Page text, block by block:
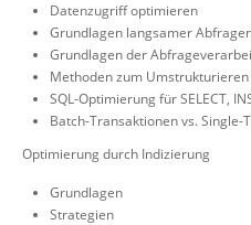
Datenzugriff optimieren
Grundlagen langsamer
Grundlagen der
Methoden zum
SQL-Optimierung für SELECT,
Batch-Transaktionen vs. Single-
Optimierung durch Indizierung
Grundlagen
Strategien